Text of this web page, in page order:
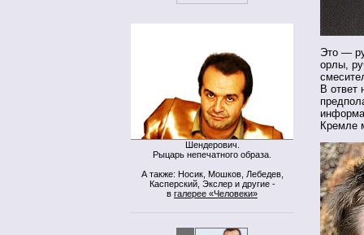
Шендерович.
Рыцарь непечатного образа.
А также: Носик, Мошков, Лебедев,
Касперский, Экслер и другие -
в галерее «Человеки»
Это —
орлы,
В ответ
Кремле